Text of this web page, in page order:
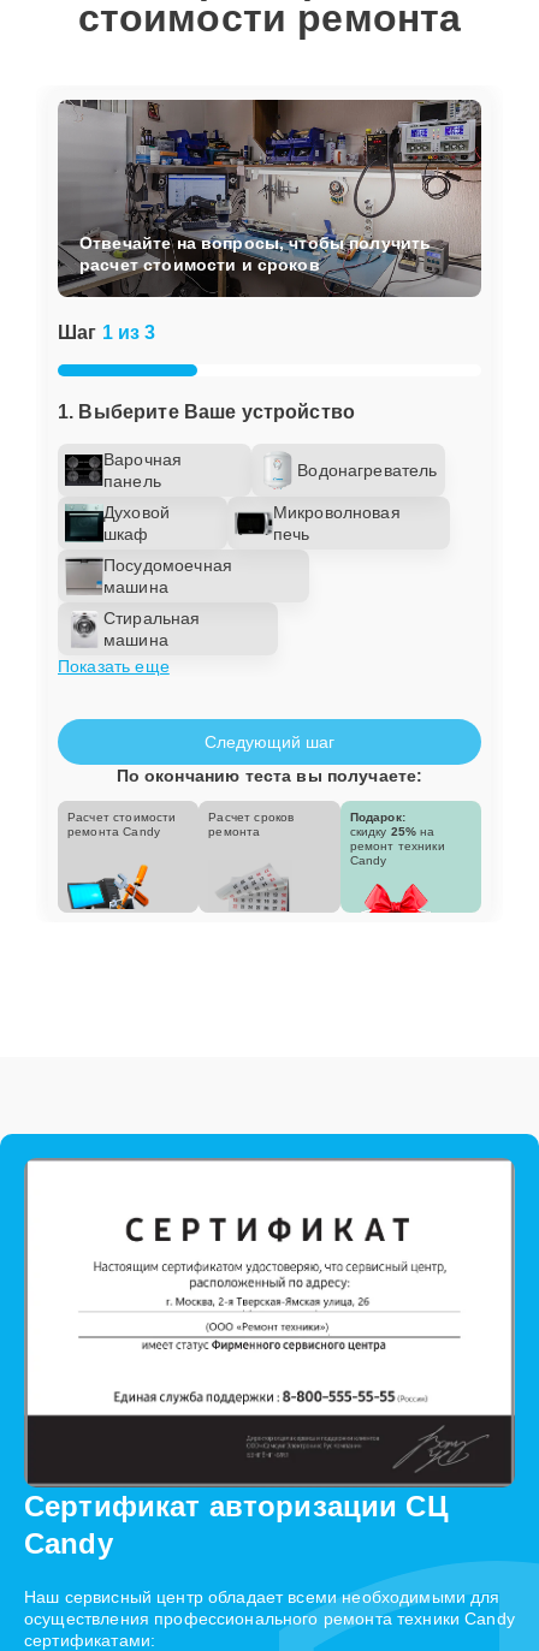
стоимости ремонта
Шаг 1 из 3
1. Выберите Ваше устройство
Варочная
панель
Водонагреватель
Духовой
шкаф
Микроволновая
печь
Посудомоечная
машина
Стиральная
машина
Показать еще
Отвечайте на вопросы, чтобы получить
расчет стоимости и сроков
Следующий шаг
По окончанию теста вы получаете:
Расчет стоимости
ремонта Candy
Расчет сроков
ремонта
Подарок:
скидку 25% на
ремонт техники
Candy
Сертификат авторизации СЦ
Candy
Наш сервисный центр обладает всеми необходимыми для
осуществления профессионального ремонта техники Candy
сертификатами: